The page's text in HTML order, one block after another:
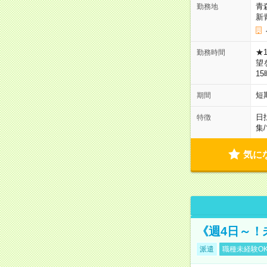
勤務地
青
新
勤務時間
★1
望
15
期間 短
特徴
日
集/
気に
《週4日～
派遣 職種未経験